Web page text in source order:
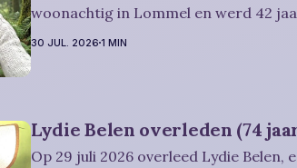
woonachtig in Lommel en werd 42 jaar. Rouwbericht Severens:
nemen afscheid van Dominique
30 JUL. 2026 1 MIN
Lydie Belen overleden (74
Op 29 juli 2026 overleed Lydie Belen,